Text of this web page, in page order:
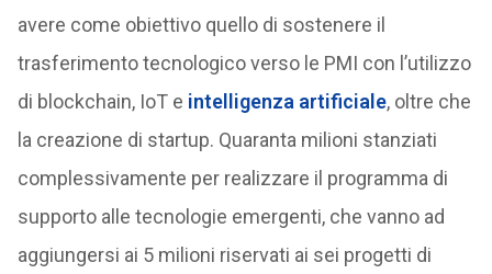
avere come obiettivo quello di sostenere il
trasferimento tecnologico verso le PMI con l’utilizzo
di blockchain, IoT e intelligenza artificiale, oltre che
la creazione di startup. Quaranta milioni stanziati
complessivamente per realizzare il programma di
supporto alle tecnologie emergenti, che vanno ad
aggiungersi ai 5 milioni riservati ai sei progetti di